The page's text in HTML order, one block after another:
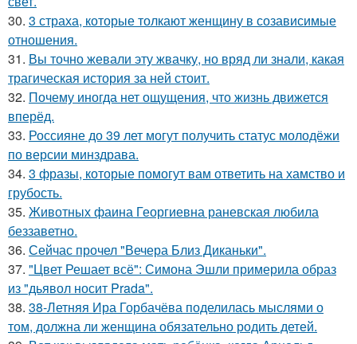
30. 3 страха, которые толкают женщину в созависимые
отношения.
31. Вы точно жевали эту жвачку, но вряд ли знали, какая
трагическая история за ней стоит.
32. Почему иногда нет ощущения, что жизнь движется
вперёд.
33. Россияне до 39 лет могут получить статус молодёжи
по версии минздрава.
34. 3 фразы, которые помогут вам ответить на хамство и
грубость.
35. Животных фаина Георгиевна раневская любила
беззаветно.
36. Сейчас прочел "Вечера Близ Диканьки".
37. "Цвет Решает всё": Симона Эшли примерила образ
из "дьявол носит Prada".
38. 38-Летняя Ира Горбачёва поделилась мыслями о
том, должна ли женщина обязательно родить детей.